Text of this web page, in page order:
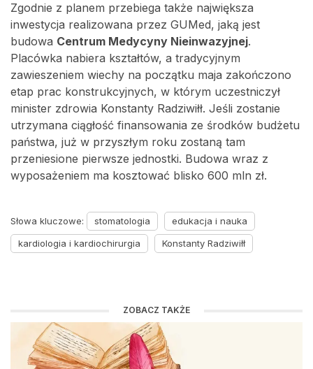
Zgodnie z planem przebiega także największa
inwestycja realizowana przez GUMed, jaką jest
budowa Centrum Medycyny Nieinwazyjnej.
Placówka nabiera kształtów, a tradycyjnym
zawieszeniem wiechy na początku maja zakończono
etap prac konstrukcyjnych, w którym uczestniczył
minister zdrowia Konstanty Radziwiłł. Jeśli zostanie
utrzymana ciągłość finansowania ze środków budżetu
państwa, już w przyszłym roku zostaną tam
przeniesione pierwsze jednostki. Budowa wraz z
wyposażeniem ma kosztować blisko 600 mln zł.
Słowa kluczowe: stomatologia
edukacja i nauka
kardiologia i kardiochirurgia
Konstanty Radziwiłł
ZOBACZ TAKŻE